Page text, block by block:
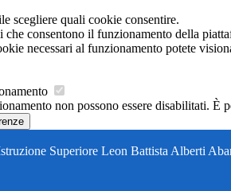
scegliere quali cookie consentire.
che consentono il funzionamento della
necessari al funzionamento potete
non possono essere disabilitati.
Superiore Leon Battista Alberti